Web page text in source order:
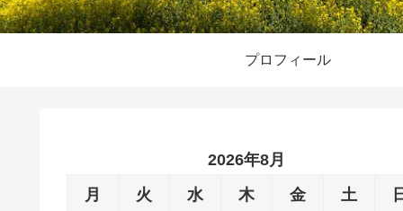
プロフィール
2026年8月
月
火 水 木 金 土